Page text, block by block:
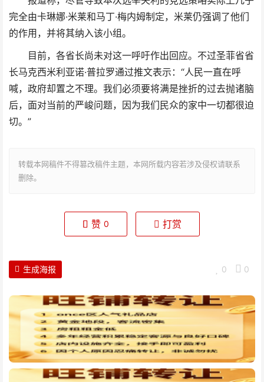
完全由卡琳娜·米莱和马丁·梅内姆制定，米莱仍强调了他们
的作用，并将其纳入该小组。
目前，各省长尚未对这一呼吁作出回应。不过圣菲省省
长马克西米利亚诺·普拉罗通过推文表示：“人民一直在呼
喊，政府却置之不理。我们必须要将满是挫折的过去抛诸脑
后，面对当前的严峻问题，因为我们民众的家中一切都很迫
切。”
转载本网稿件不得篡改稿件主题，本网所载内容若涉及侵权请联系
删除。
赞 0 打赏
0 0
生成海报